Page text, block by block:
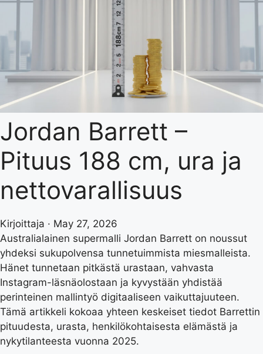
Jordan Barrett –
Pituus 188 cm, ura ja
nettovarallisuus
Kirjoittaja · May 27, 2026
Australialainen supermalli Jordan Barrett on noussut
yhdeksi sukupolvensa tunnetuimmista miesmalleista.
Hänet tunnetaan pitkästä urastaan, vahvasta
Instagram-läsnäolostaan ja kyvystään yhdistää
perinteinen mallintyö digitaaliseen vaikuttajuuteen.
Tämä artikkeli kokoaa yhteen keskeiset tiedot Barrettin
pituudesta, urasta, henkilökohtaisesta elämästä ja
nykytilanteesta vuonna 2025.